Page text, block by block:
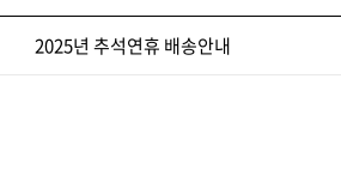
2025년 추석연휴 배송안내